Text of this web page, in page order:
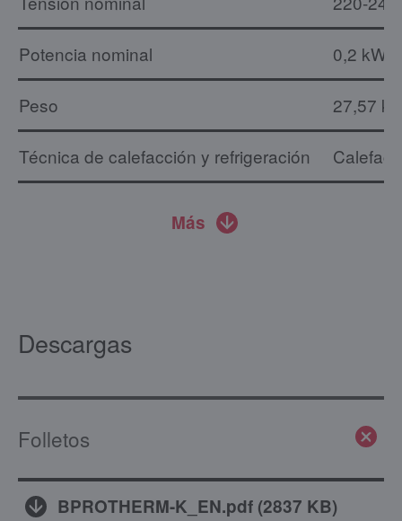
Potencia nominal 0,2 kW
Peso 27,57 kg
Técnica de calefacción y refrigeración
Más
Descargas
Folletos
BPROTHERM-K_EN.pdf (2837 KB)